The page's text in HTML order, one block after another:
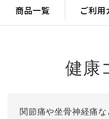
商品一覧 ご利用
健康
関節痛や坐骨神経痛